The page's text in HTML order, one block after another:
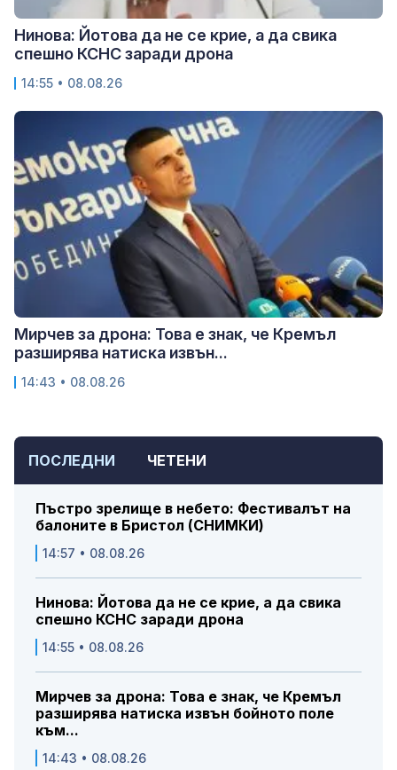
ПОСЛЕДНИ ЧЕТЕНИ
Пъстро зрелище в небето: Фестивалът на
балоните в Бристол (СНИМКИ)
14:57 • 08.08.26
Нинова: Йотова да не се крие, а да свика
спешно КСНС заради дрона
14:55 • 08.08.26
Мирчев за дрона: Това е знак, че Кремъл
разширява натиска извън бойното поле
към...
14:43 • 08.08.26
Нинова: Йотова да не се крие, а да свика
спешно КСНС заради дрона
14:55 • 08.08.26
Мирчев за дрона: Това е знак, че Кремъл
разширява натиска извън...
14:43 • 08.08.26